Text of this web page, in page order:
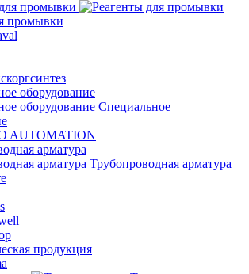
промывки
Специальное
AUTOMATION
Трубопроводная арматура
продукция